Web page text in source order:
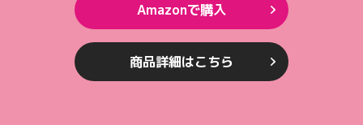
Amazonで購入
商品詳細はこちら